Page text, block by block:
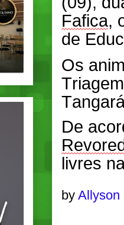
Fafica,
de
Os
De
livres
by